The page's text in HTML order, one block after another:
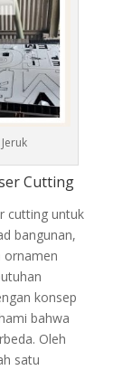
Cutting
cutting untuk
bangunan,
ornamen
konsep
bahwa
Oleh
satu